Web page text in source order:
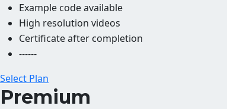
Example code available
High resolution videos
Certificate after completion
------
Select Plan
Premium